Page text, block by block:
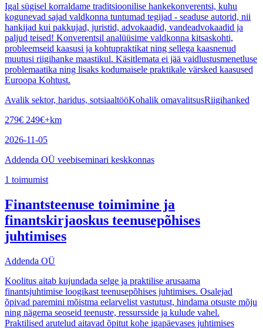
Igal sügisel korraldame traditsioonilise hankekonverentsi, kuhu
kogunevad sajad valdkonna tuntumad tegijad - seaduse autorid, nii
hankijad kui pakkujad, juristid, advokaadid, vandeadvokaadid ja
paljud teised! Konverentsil analüüsime valdkonna kitsaskohti,
probleemseid kaasusi ja kohtupraktikat ning sellega kaasnenud
muutusi riigihanke maastikul. Käsitlemata ei jää vaidlustusmenetluse
problemaatika ning lisaks kodumaisele praktikale värsked kaasused
Euroopa Kohtust.
Avalik sektor, haridus, sotsiaaltööKohalik omavalitsusRiigihanked
279€ 249€+km
2026-11-05
Addenda OÜ veebiseminari keskkonnas
1 toimumist
Finantsteenuse toimimine ja
finantskirjaoskus teenusepõhises
juhtimises
Addenda OÜ
Koolitus aitab kujundada selge ja praktilise arusaama
finantsjuhtimise loogikast teenusepõhises juhtimises. Osalejad
õpivad paremini mõistma eelarvelist vastutust, hindama otsuste mõju
ning nägema seoseid teenuste, ressursside ja kulude vahel.
Praktilised arutelud aitavad õpitut kohe igapäevases juhtimises